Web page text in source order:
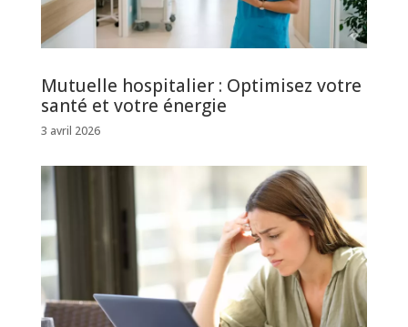
Mutuelle hospitalier : Optimisez votre
santé et votre énergie
3 avril 2026